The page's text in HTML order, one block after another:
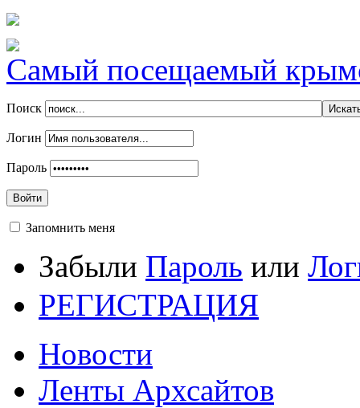
Самый посещаемый
Поиск
Логин
Пароль
Войти
Запомнить меня
Забыли Пароль или
РЕГИСТРАЦИЯ
Новости
Ленты Архсайтов